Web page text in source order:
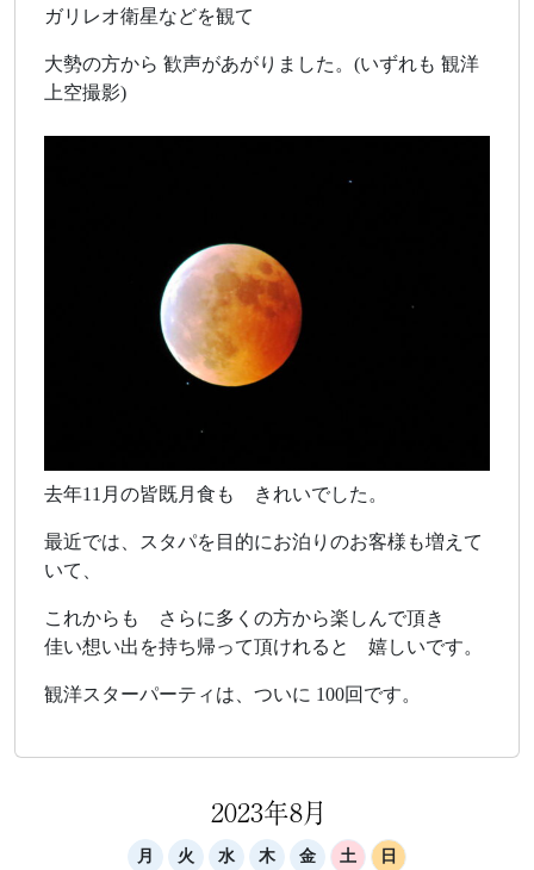
ガリレオ衛星などを観て
大勢の方から 歓声があがりました。(いずれも 観洋
上空撮影)
去年11月の皆既月食も きれいでした。
最近では、スタパを目的にお泊りのお客様も増えて
いて、
これからも さらに多くの方から楽しんで頂き
佳い想い出を持ち帰って頂けれると 嬉しいです。
観洋スターパーティは、ついに 100回です。
2023年8月
月 火 水 木 金 土 日